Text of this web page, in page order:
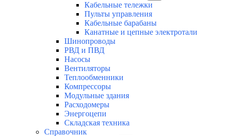
Кабельные тележки
Пульты управления
Кабельные барабаны
Канатные и цепные электротали
Шинопроводы
РВД и ПВД
Насосы
Вентиляторы
Теплообменники
Компрессоры
Модульные здания
Расходомеры
Энергоцепи
Складская техника
Справочник